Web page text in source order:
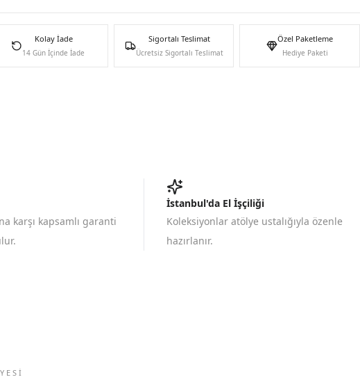
Kolay İade
14 Gün İçinde İade
Sigortalı Teslimat
Ücretsiz Sigortalı Teslimat
Özel Paketleme
Hediye Paketi
karşı kapsamlı garanti
İstanbul'da El İşçiliği
Koleksiyonlar atölye ustalığıyla özenle
hazırlanır.